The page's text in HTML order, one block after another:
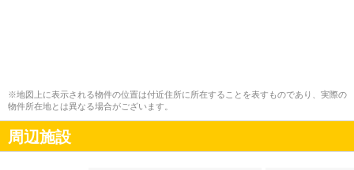
※地図上に表示される物件の位置は付近住所に所在することを表すものであり、実際の
物件所在地とは異なる場合がございます。
周辺施設